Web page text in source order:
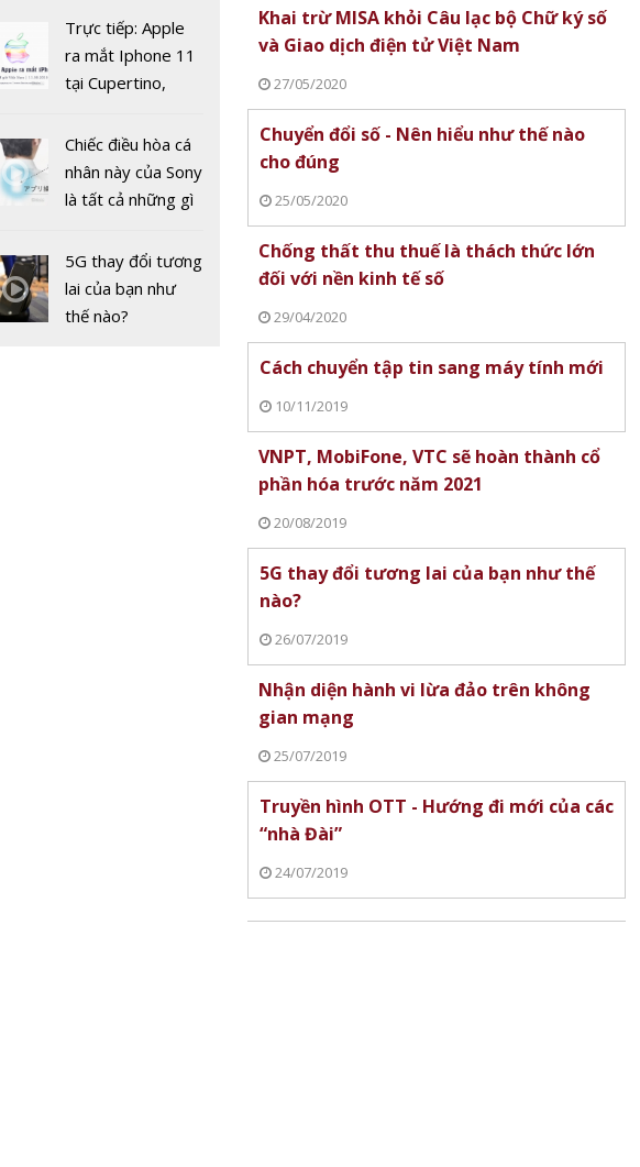
Nâng cao chất
lượng thông tin di
động
tranh cãi về nguồn
gốc
Trực tiếp: Apple
ra mắt Iphone 11
tại Cupertino,
Chiếc điều hòa cá
nhân này của Sony
là tất cả những gì
sót qua mùa hè
nóng nực
5G thay đổi tương
lai của bạn như
thế nào?
Khai trừ MISA khỏi Câu lạc bộ Chữ ký số
và Giao dịch điện tử Việt Nam
27/05/2020
Chuyển đổi số - Nên hiểu như thế nào
cho đúng
25/05/2020
Chống thất thu thuế là thách thức lớn
đối với nền kinh tế số
29/04/2020
Cách chuyển tập tin sang máy tính mới
10/11/2019
VNPT, MobiFone, VTC sẽ hoàn thành cổ
phần hóa trước năm 2021
20/08/2019
5G thay đổi tương lai của bạn như thế
nào?
26/07/2019
Nhận diện hành vi lừa đảo trên không
gian mạng
25/07/2019
Truyền hình OTT - Hướng đi mới của các
“nhà Đài”
24/07/2019